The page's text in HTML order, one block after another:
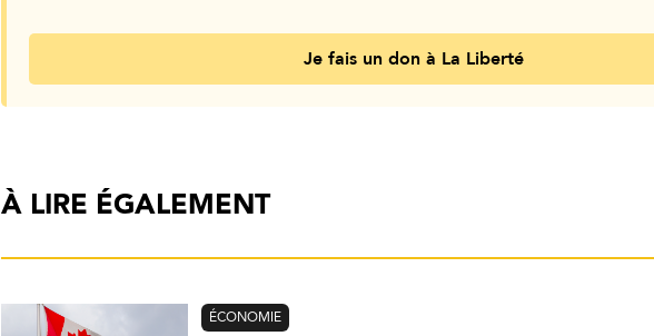
Je fais un don à La Liberté
À LIRE ÉGALEMENT
ÉCONOMIE